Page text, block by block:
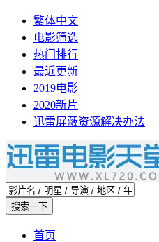
繁体中文
电影筛选
热门排行
最近更新
2019电影
2020新片
迅雷屏蔽资源解决办法
首页